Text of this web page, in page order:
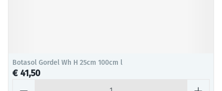
Botasol Gordel Wh H 25cm 100cm l
€ 41,50